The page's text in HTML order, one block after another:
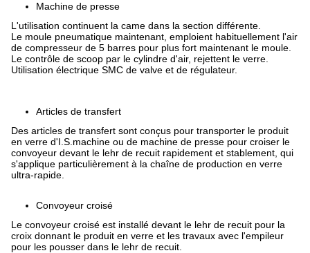
Machine de presse
L'utilisation continuent la came dans la section différente.
Le moule pneumatique maintenant, emploient habituellement l'air
de compresseur de 5 barres pour plus fort maintenant le moule.
Le contrôle de scoop par le cylindre d'air, rejettent le verre.
Utilisation électrique SMC de valve et de régulateur.
Articles de transfert
Des articles de transfert sont conçus pour transporter le produit
en verre d'I.S.machine ou de machine de presse pour croiser le
convoyeur devant le lehr de recuit rapidement et stablement, qui
s'applique particulièrement à la chaîne de production en verre
ultra-rapide.
Convoyeur croisé
Le convoyeur croisé est installé devant le lehr de recuit pour la
croix donnant le produit en verre et les travaux avec l'empileur
pour les pousser dans le lehr de recuit.